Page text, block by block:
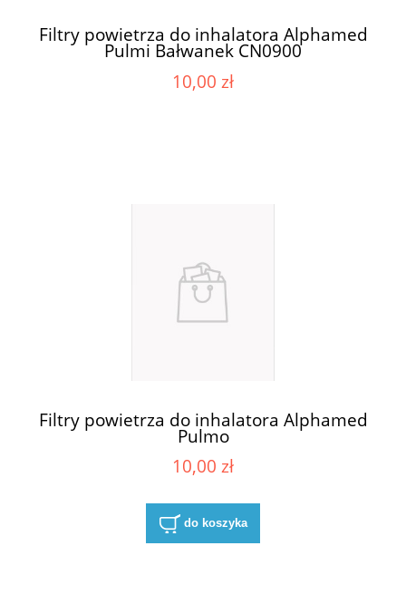
Filtry powietrza do inhalatora Alphamed
Pulmi Bałwanek CN0900
10,00 zł
Filtry powietrza do inhalatora Alphamed
Pulmo
10,00 zł
do koszyka